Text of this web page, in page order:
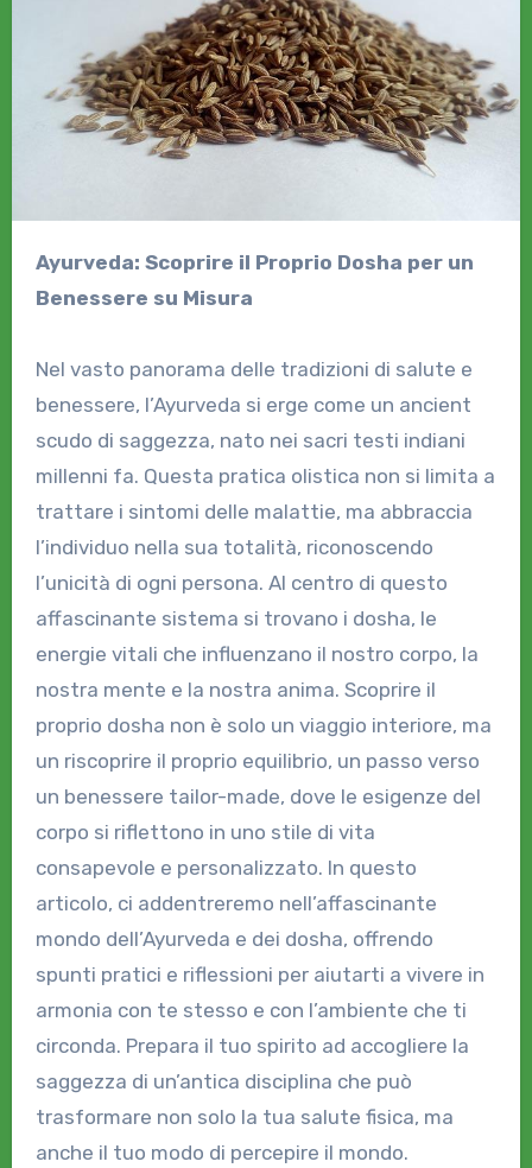
Ayurveda: Scoprire il Proprio Dosha per un
Benessere su Misura
Nel vasto panorama delle tradizioni di salute e
benessere, l’Ayurveda si erge come un ancient
scudo di saggezza, nato nei sacri testi indiani
millenni fa. Questa pratica olistica non si limita a
trattare i sintomi delle malattie, ma abbraccia
l’individuo nella sua totalità, riconoscendo
l’unicità di ogni persona. Al centro di questo
affascinante sistema si trovano i dosha, le
energie vitali che influenzano il nostro corpo, la
nostra mente e la nostra anima. Scoprire il
proprio dosha non è solo un viaggio interiore, ma
un riscoprire il proprio equilibrio, un passo verso
un benessere tailor-made, dove le esigenze del
corpo si riflettono in uno stile di vita
consapevole e personalizzato. In questo
articolo, ci addentreremo nell’affascinante
mondo dell’Ayurveda e dei dosha, offrendo
spunti pratici e riflessioni per aiutarti a vivere in
armonia con te stesso e con l’ambiente che ti
circonda. Prepara il tuo spirito ad accogliere la
saggezza di un’antica disciplina che può
trasformare non solo la tua salute fisica, ma
anche il tuo modo di percepire il mondo.